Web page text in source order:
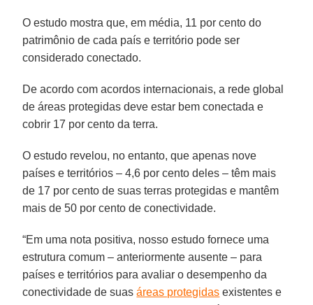
O estudo mostra que, em média, 11 por cento do
patrimônio de cada país e território pode ser
considerado conectado.
De acordo com acordos internacionais, a rede global
de áreas protegidas deve estar bem conectada e
cobrir 17 por cento da terra.
O estudo revelou, no entanto, que apenas nove
países e territórios – 4,6 por cento deles – têm mais
de 17 por cento de suas terras protegidas e mantêm
mais de 50 por cento de conectividade.
“Em uma nota positiva, nosso estudo fornece uma
estrutura comum – anteriormente ausente – para
países e territórios para avaliar o desempenho da
conectividade de suasáreas protegidas existentes e